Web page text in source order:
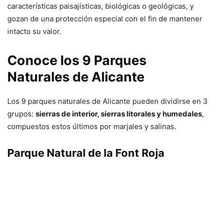
características paisajísticas, biológicas o geológicas, y
gozan de una protección especial con el fin de mantener
intacto su valor.
Conoce los 9 Parques
Naturales de Alicante
Los 9 parques naturales de Alicante pueden dividirse en 3
grupos: sierras de interior, sierras litorales y humedales,
compuestos estos últimos por marjales y salinas.
Parque Natural de la Font Roja